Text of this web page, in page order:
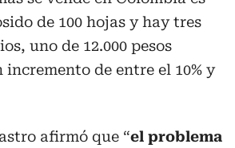
de 100 hojas y hay tres
uno de 12.000 pesos
de entre el 10% y
afirmó que “el problema